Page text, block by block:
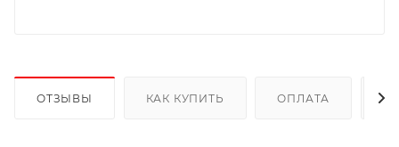
ОТЗЫВЫ КАК КУПИТЬ ОПЛАТА